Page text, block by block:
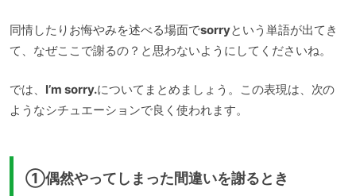
同情したりお悔やみを述べる場面でsorryという単語が出てき
て、なぜここで謝るの？と思わないようにしてくださいね。
では、 I’m sorry.についてまとめましょう。この表現は、次の
ようなシチュエーションで良く使われます。
①偶然やってしまった間違いを謝るとき